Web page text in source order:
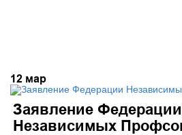
12 мар
Заявление Федерации
Независимых